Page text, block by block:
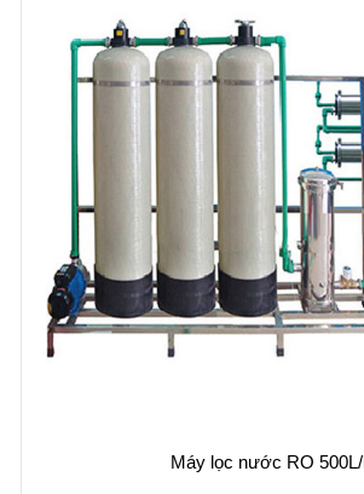
Máy lọc nước RO